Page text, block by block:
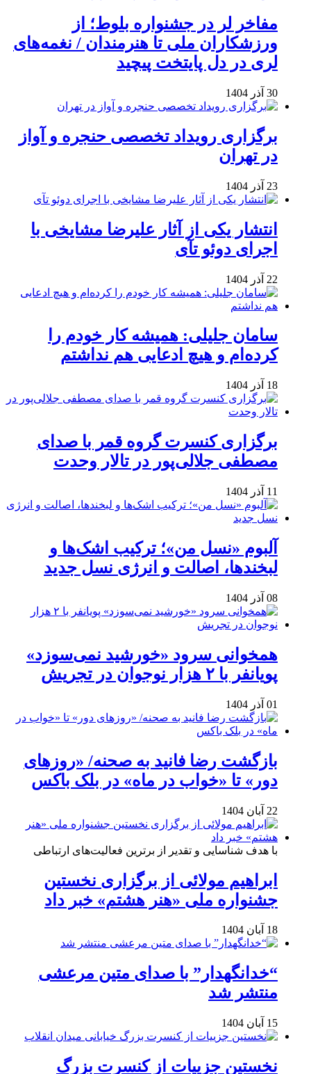
مفاخر لر در جشنواره بلوط؛ از
ورزشکاران ملی تا هنرمندان / نغمه‌های
لری در دل پایتخت پیچید
30 آذر 1404
برگزاری رویداد تخصصی حنجره و آواز
در تهران
23 آذر 1404
انتشار یکی از آثار علیرضا مشایخی با
اجرای دوئو تآی
22 آذر 1404
سامان جلیلی: همیشه کار خودم را
کرده‌ام و هیچ ادعایی هم نداشتم
18 آذر 1404
برگزاری کنسرت گروه قمر با صدای
مصطفی جلالی‌پور در تالار وحدت
11 آذر 1404
آلبوم «نسل من»؛ ترکیب اشک‌ها و
لبخندها، اصالت و انرژی نسل جدید
08 آذر 1404
همخوانی سرود «خورشید نمی‌سوزد»
پویانفر با ۲ هزار نوجوان در تجریش
01 آذر 1404
بازگشت رضا فانید به صحنه/ «روزهای
دور» تا «خواب در ماه» در بلک باکس
22 آبان 1404
با هدف شناسایی و تقدیر از برترین فعالیت‌های ارتباطی
ابراهیم مولائی از برگزاری نخستین
جشنواره ملی «هنر هشتم» خبر داد
18 آبان 1404
“خدانگهدار” با صدای متین مرعشی
منتشر شد
15 آبان 1404
نخستین جزییات از کنسرت بزرگ